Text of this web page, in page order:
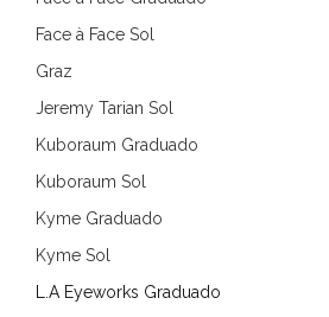
Face à Face Sol
Graz
Jeremy Tarian Sol
Kuboraum Graduado
Kuboraum Sol
Kyme Graduado
Kyme Sol
L.A Eyeworks Graduado